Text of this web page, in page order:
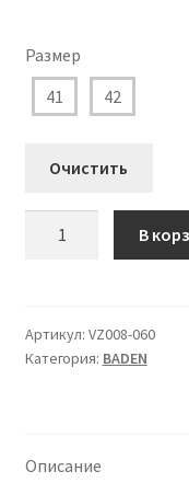
5.160 ₽.
Размер
41
42
Очистить
Полусапоги
BADEN
В
Артикул: VZ008-060
Категория: BADEN
Описание